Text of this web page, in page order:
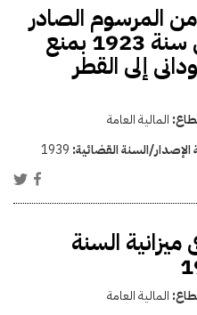
من المرسوم الصادر
بتاريخ 26 اغسطس سنة 1923 بمنع
إلى القطر
المالية العامة
الإصدار/السنة القضائية: 1939
السنة
المالية العامة